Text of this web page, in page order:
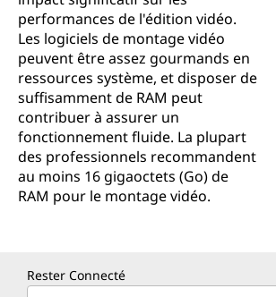
performances de l'édition vidéo.
Les logiciels de montage vidéo
peuvent être assez gourmands en
ressources système, et disposer de
suffisamment de RAM peut
contribuer à assurer un
fonctionnement fluide. La plupart
des professionnels recommandent
au moins 16 gigaoctets (Go) de
RAM pour le montage vidéo.
Rester Connecté